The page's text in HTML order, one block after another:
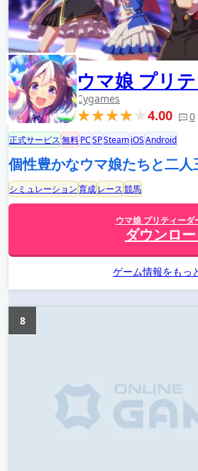
ウマ娘 プリ
Cygames
4.00 0
正式サービス無料PCSPSteamiOSAndroid
個性豊かなウマ娘たちと二人
シミュレーション育成レース競馬
ウマ娘 プリティーダ
ダウンロ
ゲーム情報をもっ
8